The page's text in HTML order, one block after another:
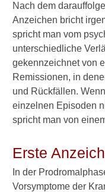
Nach dem
Anzeichen bricht
spricht man vom
unterschiedliche
gekennzeichnet von
Remissionen, in
und Rückfällen.
einzelnen Episoden
spricht man von
Erste
In der
Vorsymptome der
Alternativtherapie
Cannabidiol
Schizophrenie?
Leben mit
Rauchen und
Autofahren mit
Normaler Beruf
Wissenswertes
und Freunde